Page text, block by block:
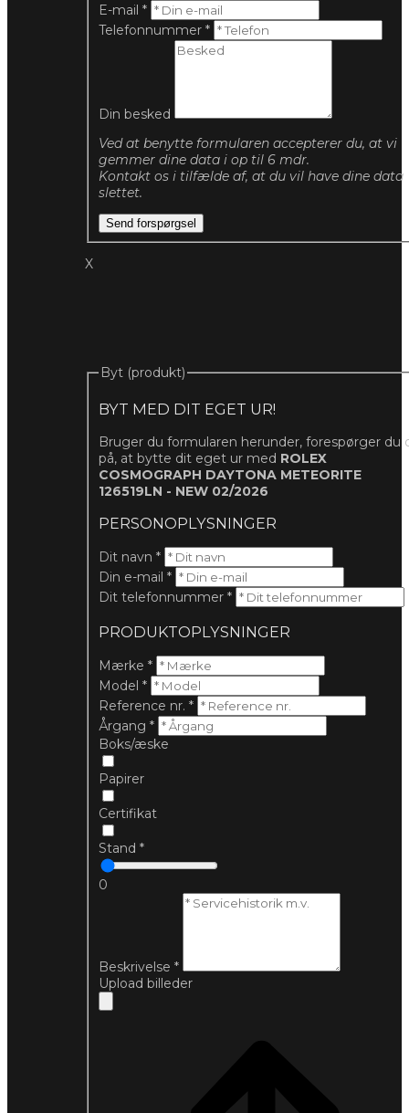
E-mail *
Telefonnummer *
Din besked
Ved at benytte formularen accepterer du, at vi
gemmer dine data i op til 6 mdr.
Kontakt os i tilfælde af, at du vil have dine data
slettet.
Send forspørgsel
X
Byt (produkt)
BYT MED DIT EGET UR!
Bruger du formularen herunder, forespørger du
på, at bytte dit eget ur med ROLEX
COSMOGRAPH DAYTONA METEORITE
126519LN - NEW 02/2026
PERSONOPLYSNINGER
Dit navn *
Din e-mail *
Dit telefonnummer *
PRODUKTOPLYSNINGER
Mærke *
Model *
Reference nr. *
Årgang *
Boks/æske
Papirer
Certifikat
Stand *
0
Beskrivelse *
Upload billeder